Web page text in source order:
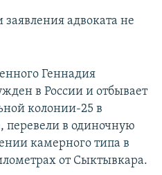
адвоката не
Геннадия
в России и отбывает
колонии-25 в
перевели в одиночную
камерного типа в
от Сыктывкара.